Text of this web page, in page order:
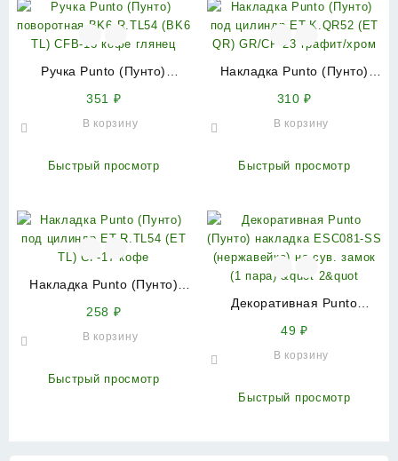
Ручка Punto (Пунто)
глянец
351 ₽
В корзину
Быстрый просмотр
Накладка Punto (Пунто)
хром
310₽
В корзину
Быстрый просмотр
Накладка Punto (Пунто)
258 ₽
В корзину
Быстрый просмотр
Декоративная Punto
замок (1 пара) &quot
49₽
В корзину
Быстрый просмотр